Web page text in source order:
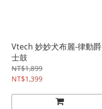
Vtech 妙妙犬布麗-律動爵
士鼓
NT$1,899
NT$1,399